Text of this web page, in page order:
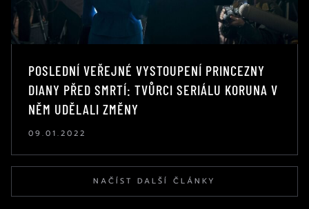
POSLEDNÍ VEŘEJNÉ VYSTOUPENÍ PRINCEZNY
DIANY PŘED SMRTÍ: TVŮRCI SERIÁLU KORUNA V
NĚM UDĚLALI ZMĚNY
09.01.2022
NAČÍST DALŠÍ ČLÁNKY